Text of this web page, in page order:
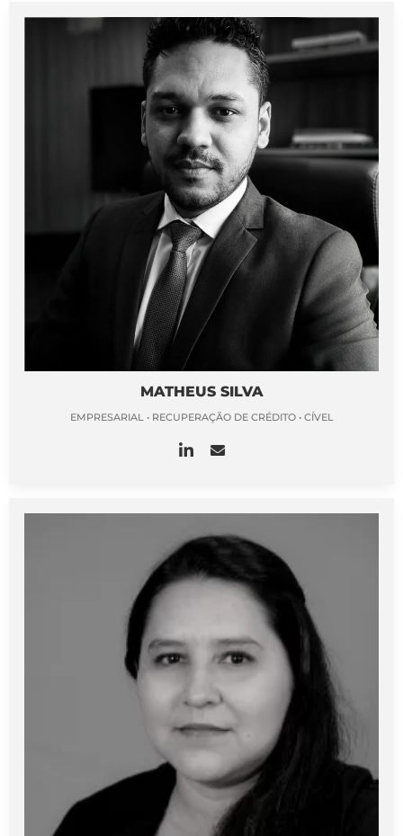
MATHEUS SILVA
EMPRESARIAL • RECUPERAÇÃO DE CRÉDITO • CÍVEL